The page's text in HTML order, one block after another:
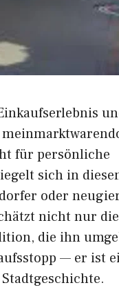
fü‍r persönli‌che
sich in
oder
nic‌ht nu⁠r die
di​e ihn
— er i⁠st